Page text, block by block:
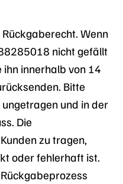
Wenn
nicht gefällt
innerhalb von 14
Bitte
und in der
Die
zu tragen,
oder fehlerhaft ist.